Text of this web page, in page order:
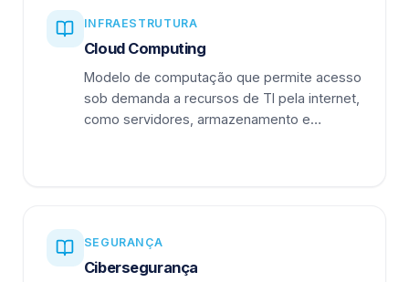
INFRAESTRUTURA
Cloud Computing
Modelo de computação que permite acesso
sob demanda a recursos de TI pela internet,
como servidores, armazenamento e
SEGURANÇA
Cibersegurança